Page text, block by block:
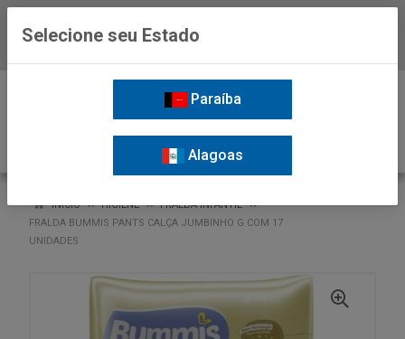
INÍCIO HIGIENE
FRALDA INFANTIL
FRALDA BUMMIS PANTS CALÇA JUMBINHO G COM 17
UNIDADES
Selecione seu Estado
Paraíba
Alagoas